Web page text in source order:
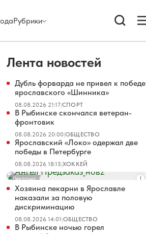
Рубрики
Лента новостей
Дубль форварда не привел к победе
ярославского «Шинника»
08.08.2026 21:17|СПОРТ
В Рыбинске скончался ветеран-
фронтовик
08.08.2026 20:00|ОБЩЕСТВО
Ярославский «Локо» одержал две
победы в Петербурге
08.08.2026 18:15|ХОККЕЙ
Реклама
Хозяина пекарни в Ярославле
наказали за половую
дискриминацию
08.08.2026 14:01|ОБЩЕСТВО
В Рыбинске ночью горел